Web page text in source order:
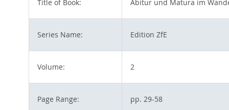
Title of Book: Abitur und Matura im
Series Name: Edition ZfE
Volume: 2
Page Range: pp. 29-58